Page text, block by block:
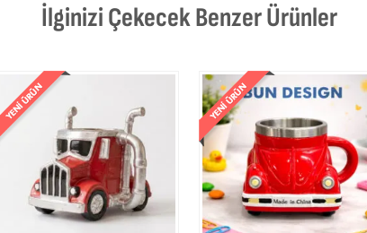
İlginizi Çekecek Benzer Ürünler